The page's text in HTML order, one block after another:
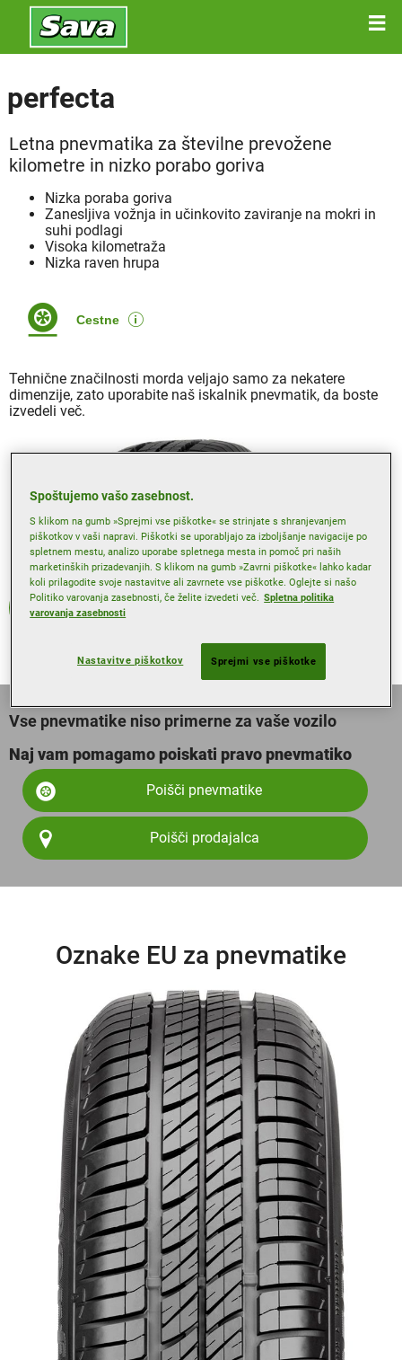
perfecta
Letna pnevmatika za številne prevožene
kilometre in nizko porabo goriva
Nizka poraba goriva
Zanesljiva vožnja in učinkovito zaviranje na mokri in
suhi podlagi
Visoka kilometraža
Nizka raven hrupa
Cestne
Tehnične značilnosti morda veljajo samo za nekatere
dimenzije, zato uporabite naš iskalnik pnevmatik, da boste
izvedeli več.
Letne
Vse pnevmatike niso primerne za vaše vozilo
Naj vam pomagamo poiskati pravo pnevmatiko
Poišči pnevmatike
Poišči prodajalca
Oznake EU za pnevmatike
Spoštujemo vašo zasebnost.
S klikom na gumb »Sprejmi vse piškotke« se strinjate s shranjevanjem
piškotkov v vaši napravi. Piškotki se uporabljajo za izboljšanje navigacije po
spletnem mestu, analizo uporabe spletnega mesta in pomoč pri naših
marketinških prizadevanjih. S klikom na gumb »Zavrni piškotke« lahko kadar
koli prilagodite svoje nastavitve ali zavrnete vse piškotke. Oglejte si našo
Politiko varovanja zasebnosti, če želite izvedeti več. Spletna politika
varovanja zasebnosti
Nastavitve piškotkov Sprejmi vse piškotke